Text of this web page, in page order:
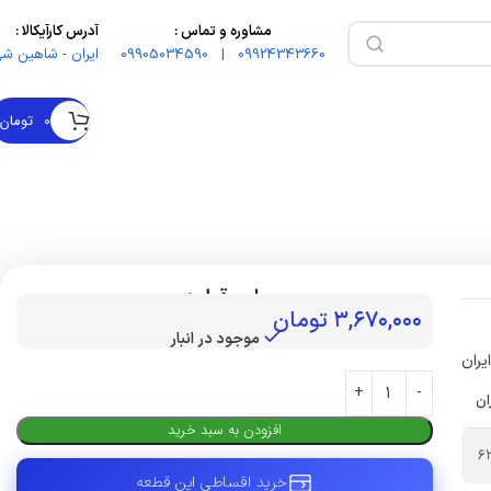
مشاوره و تماس :
09924343660 | 09905034590
آدرس کارآیکالا :
ایران - شاهین
۰ تومان
بهای قطعه :
۳,۶۷۰,۰۰۰ تومان
موجود در انبار
افزودن به سبد خرید
خرید اقساطی این قطعه